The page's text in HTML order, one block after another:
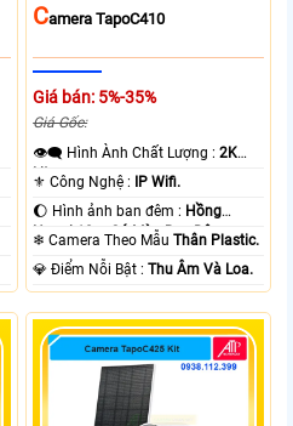
CAmera TapoC410
Giá bán: 5%-35%
Giá Gốc:
👁️‍🗨 Hình Ành Chất Lượng :2K
Lite .
⚜️ Công Nghệ :
IP Wifi.
🌔 Hình ảnh ban đêm : Hồng
Ngoại 10m Có Màu Ban Ðêm.
❄ Camera Theo MẫuThân Plastic.
️💎 Điểm Nỗi Bật :Thu Âm Và Loa.